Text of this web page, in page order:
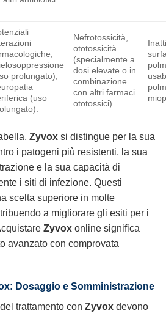
prolungato),
(uso
Nefrotossicità,
ototossicità
(specialmente a
dosi elevate o in
combinazione
con altri farmaci
ototossici).
Zyvox si distingue per la sua
i patogeni più resistenti, la sua
e la sua capacità di
i siti di infezione. Questi
scelta superiore in molte
a migliorare gli esiti per i
Zyvox online significa
avanzato con comprovata
: Dosaggio e Somministrazione
trattamento con Zyvox devono